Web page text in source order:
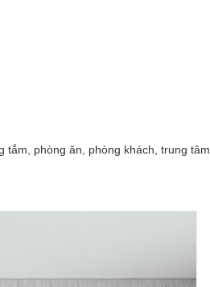
phòng ăn, phòng khách, trung